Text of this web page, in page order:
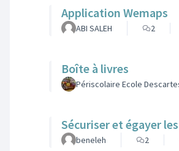
Application Wemaps
ABI SALEH 2
Boîte à livres
Périscolaire Ecole
Sécuriser et égayer
beneleh 2